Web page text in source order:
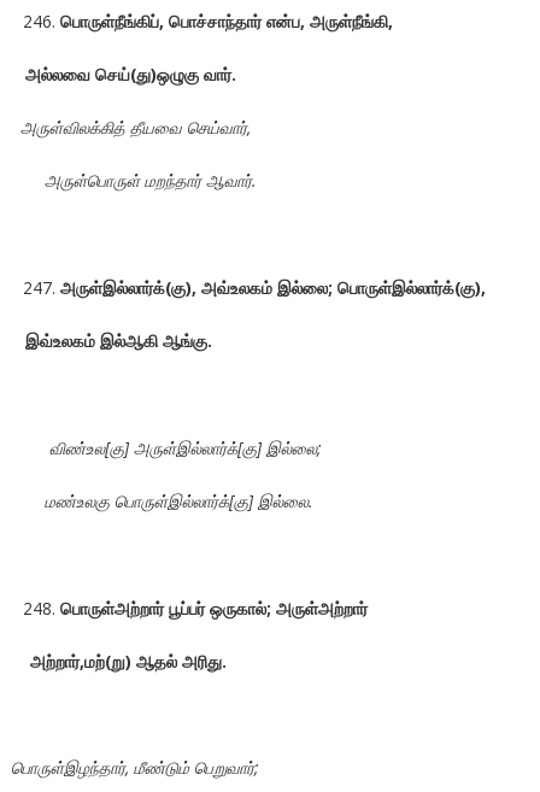
பொருள்நீங்கிப், பொச்சாந்தார் என்ப, அருள்நீங்கி,
அல்லவை செய்(து)ஒழுகு வார்.
அருள்விலக்கித் தீயவை செய்வார்,
அருள்பொருள் மறந்தார் ஆவார்.
அருள்இல்லார்க்(கு), அவ்உலகம் இல்லை; பொருள்இல்லார்க்(கு),
இவ்உலகம் இல்ஆகி ஆங்கு.
விண்உல[கு] அருள்இல்லார்க்[கு] இல்லை;
மண்உலகு பொருள்இல்லார்க்[கு] இல்லை.
பொருள்அற்றார் பூப்பர் ஒருகால்; அருள்அற்றார்
அற்றார்,மற்(று) ஆதல் அரிது.
பொருள்இழந்தார், மீண்டும் பெறுவார்;